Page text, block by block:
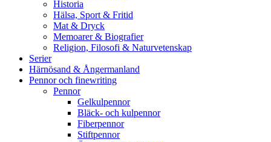
Historia
Hälsa, Sport & Fritid
Mat & Dryck
Memoarer & Biografier
Religion, Filosofi & Naturvetenskap
Serier
Härnösand & Ångermanland
Pennor och finewriting
Pennor
Gelkulpennor
Bläck- och kulpennor
Fiberpennor
Stiftpennor